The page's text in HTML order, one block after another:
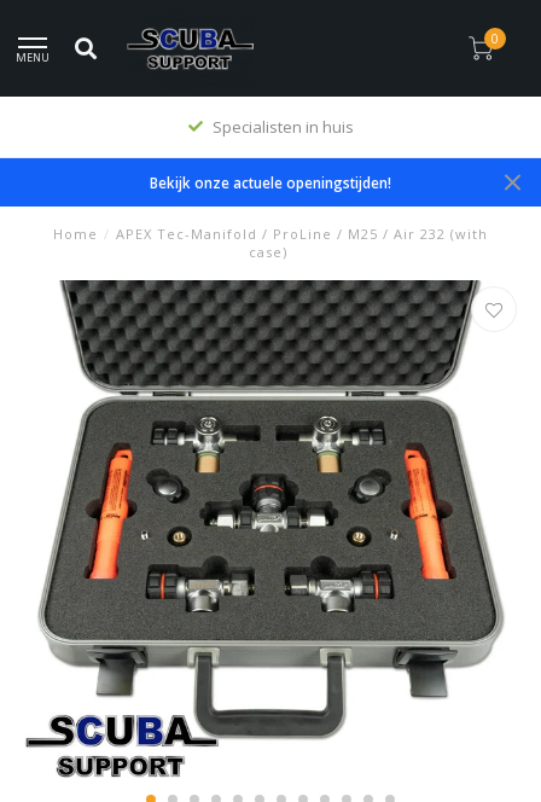
MENU
0
Specialisten in huis
Bekijk onze actuele openingstijden!
Home / APEX Tec-Manifold / ProLine / M25 / Air 232 (with
case)